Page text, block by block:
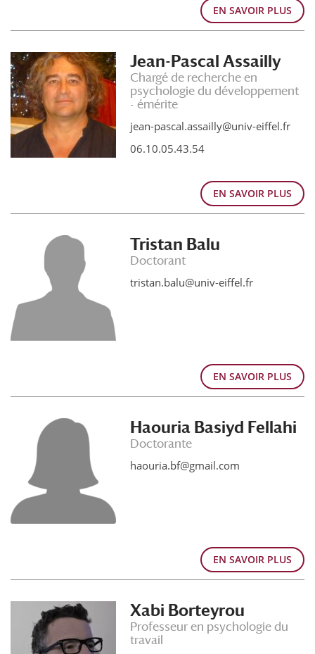
EN SAVOIR PLUS
Jean-Pascal Assailly
Chargé de recherche en
psychologie du développement
- émérite
jean-pascal.assailly@univ-eiffel.fr
06.10.05.43.54
EN SAVOIR PLUS
Tristan Balu
Doctorant
tristan.balu@univ-eiffel.fr
EN SAVOIR PLUS
Haouria Basiyd Fellahi
Doctorante
haouria.bf@gmail.com
EN SAVOIR PLUS
Xabi Borteyrou
Professeur en psychologie du
travail